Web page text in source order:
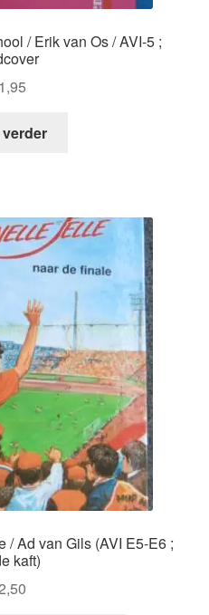
/ Erik van Os / AVI-5 ;
1,95
/ Ad van Gils (AVI E5-E6 ;
kaft)